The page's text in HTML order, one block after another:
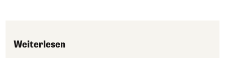
Weiterlesen